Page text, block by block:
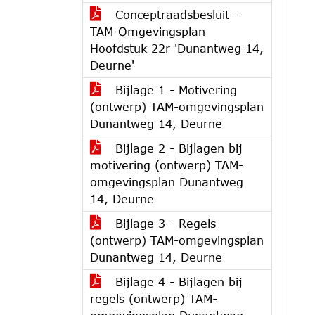
Conceptraadsbesluit -
TAM-Omgevingsplan
Hoofdstuk 22r 'Dunantweg 14,
Deurne'
Bijlage 1 - Motivering
(ontwerp) TAM-omgevingsplan
Dunantweg 14, Deurne
Bijlage 2 - Bijlagen bij
motivering (ontwerp) TAM-
omgevingsplan Dunantweg
14, Deurne
Bijlage 3 - Regels
(ontwerp) TAM-omgevingsplan
Dunantweg 14, Deurne
Bijlage 4 - Bijlagen bij
regels (ontwerp) TAM-